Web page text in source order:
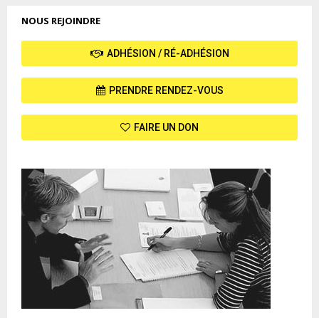
NOUS REJOINDRE
ADHÉSION / RÉ-ADHÉSION
PRENDRE RENDEZ-VOUS
FAIRE UN DON